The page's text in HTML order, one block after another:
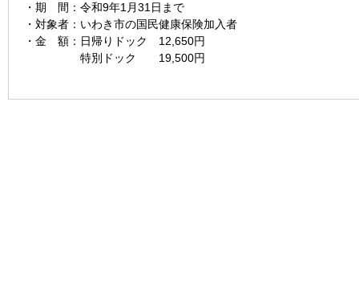
・期 間：令和9年1月31日まで
・対象者：いわき市の国民健康保険加入者
・金 額：日帰りドック 12,650円
特別ドック 19,500円